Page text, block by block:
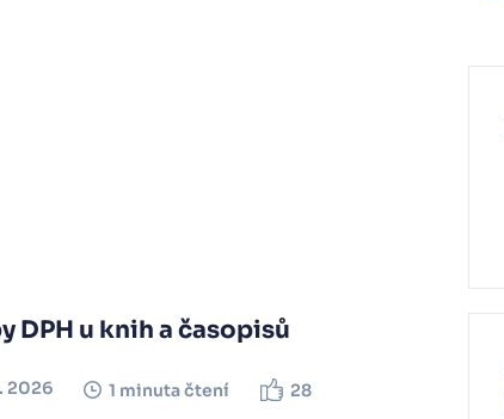
DPH u knih a časopisů
2026 1 minuta čtení 28